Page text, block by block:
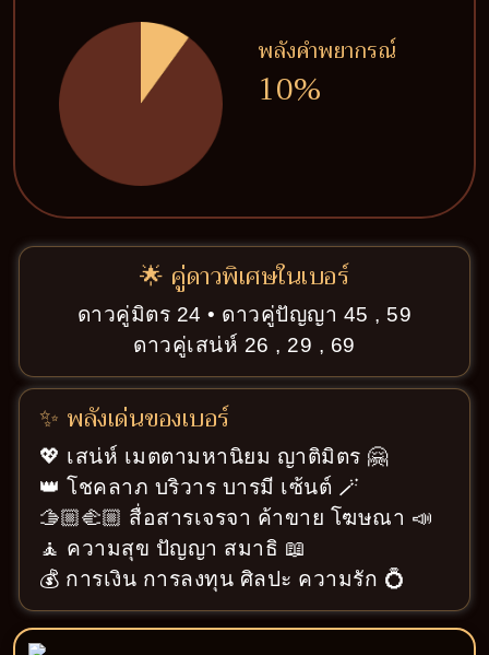
พลังคำพยากรณ์
10%
🌟 คู่ดาวพิเศษในเบอร์
ดาวคู่มิตร 24 • ดาวคู่ปัญญา 45 , 59
ดาวคู่เสน่ห์ 26 , 29 , 69
✨ พลังเด่นของเบอร์
💖 เสน่ห์ เมตตามหานิยม ญาติมิตร 🤗
👑 โชคลาภ บริวาร บารมี เซ้นต์ 🪄
🫱🏼‍🫲🏼 สื่อสารเจรจา ค้าขาย โฆษณา 📣
🧘 ความสุข ปัญญา สมาธิ 📖
💰 การเงิน การลงทุน ศิลปะ ความรัก 💍